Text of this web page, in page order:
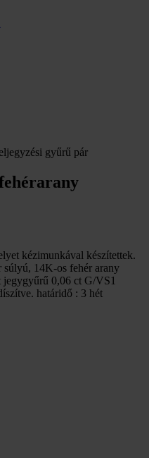
kézimunkával készítettek.
súlyú, 14K-os fehér arany
0,06 ct G/VS1
határidő : 3 hét